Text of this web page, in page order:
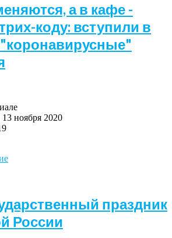
а в кафе -
коду: вступили в
ноября 2020
праздник
России